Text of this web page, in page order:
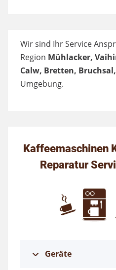
Wir sind Ihr Service
Region Mühlacker,
Calw, Bretten,
Umgebung.
Kaffeemaschinen
Reparatur
Geräte